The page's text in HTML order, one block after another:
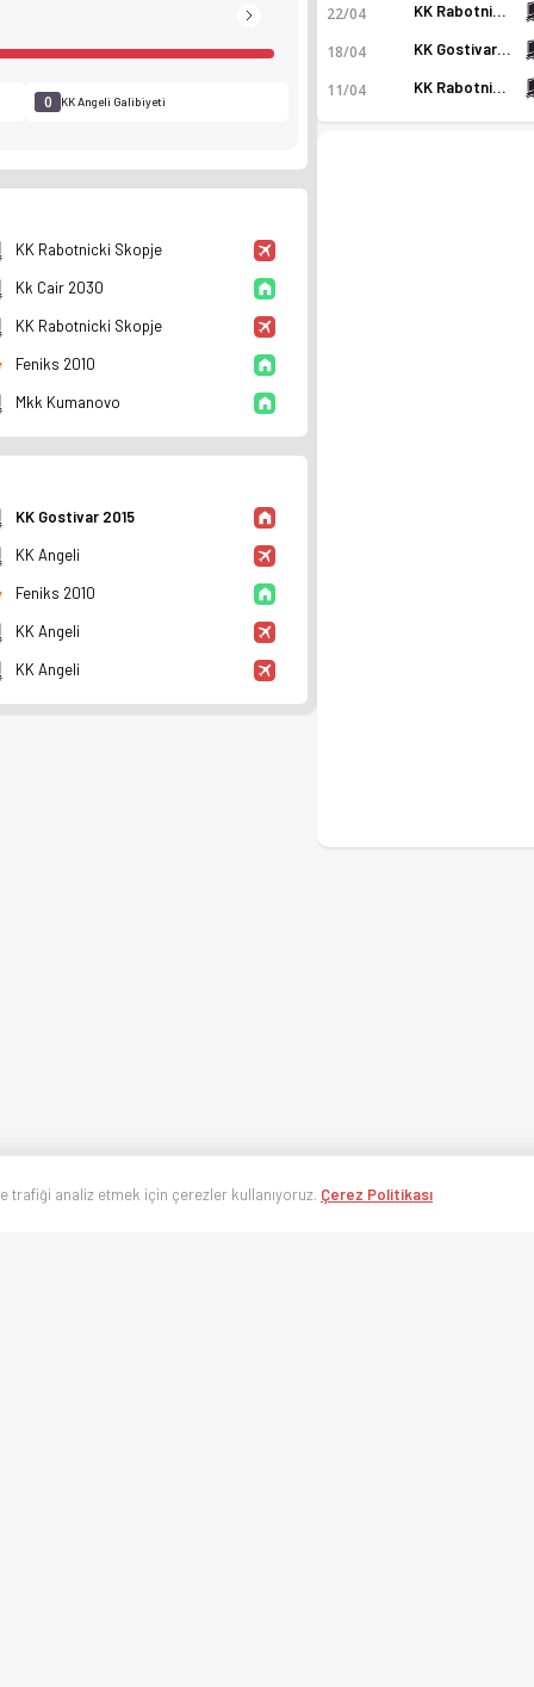
durumu ve istatistiklerini Ofsayt'ta incele. Canlı skor
0 KK Angeli Galibiyeti 3
KK Rabotnicki Skopje
Kk Cair 2030
KK Rabotnicki Skopje
Feniks 2010
Mkk Kumanovo
KK Gostivar 2015
KK Angeli
Feniks 2010
KK Angeli
KK Angeli
22/04 KK Rabotnicki Skopje
18/04 KK Gostivar 2015
11/04 KK Rabotnicki Skopje
analiz etmek için çerezler kullanıyoruz. Çerez Politikası